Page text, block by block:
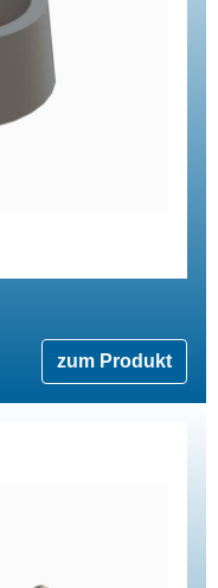
zum Produkt